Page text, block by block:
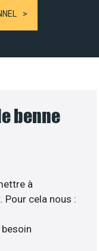
benne
à
Pour cela nous :